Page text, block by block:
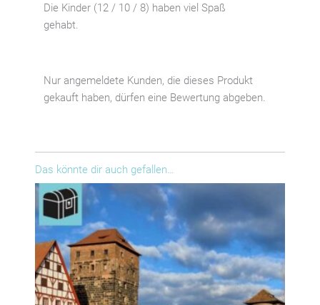
mit 5von 5
Die Kinder (12 / 10 / 8) haben viel Spaß
gehabt.
Nur angemeldete Kunden, die dieses Produkt
gekauft haben, dürfen eine Bewertung abgeben.
Das könnte dir auch gefallen…